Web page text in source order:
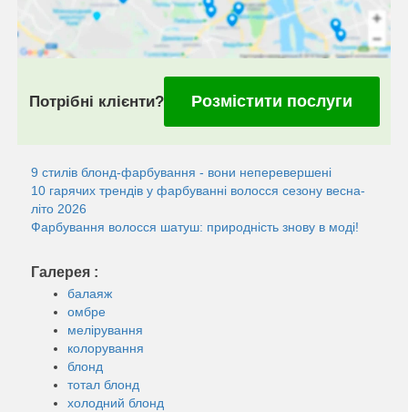
Потрібні клієнти? Розмістити послуги
9 стилів блонд-фарбування - вони неперевершені
10 гарячих трендів у фарбуванні волосся сезону весна-
літо 2026
Фарбування волосся шатуш: природність знову в моді!
Галерея :
балаяж
омбре
мелірування
колорування
блонд
тотал блонд
холодний блонд